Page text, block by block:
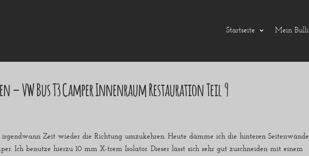
Startseite Mein Bulli
– VW Bus T3 Camper Innenraum Restauration Teil 9
Zeit wieder die Richtung umzukehren. Heute dämme ich die hinteren Seitenwände
Ich benutze hierzu 10 mm X-trem Isolator. Dieser lässt sich sehr gut zuschneiden mit einem